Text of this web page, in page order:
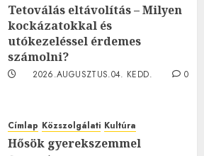
Tetoválás eltávolítás – Milyen
kockázatokkal és
utókezeléssel érdemes
számolni?
2026.AUGUSZTUS.04. KEDD.
0
Címlap Közszolgálati Kultúra
Hősök gyerekszemmel